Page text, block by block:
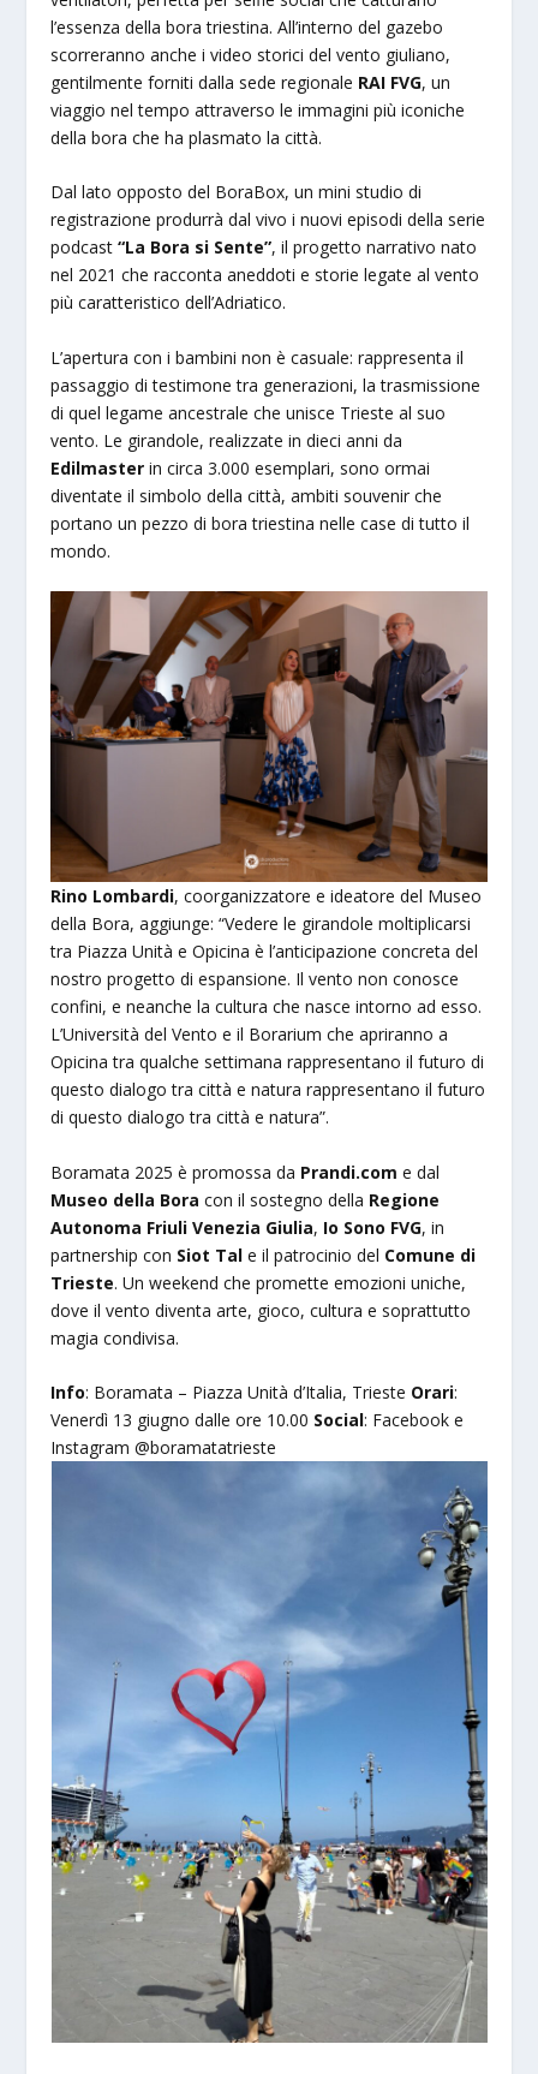
l’essenza della bora triestina. All’interno del gazebo
scorreranno anche i video storici del vento giuliano,
gentilmente forniti dalla sede regionale RAI FVG, un
viaggio nel tempo attraverso le immagini più iconiche
della bora che ha plasmato la città.
Dal lato opposto del BoraBox, un mini studio di
registrazione produrrà dal vivo i nuovi episodi della serie
podcast“La Bora si Sente”, il progetto narrativo nato
nel 2021 che racconta aneddoti e storie legate al vento
più caratteristico dell’Adriatico.
L’apertura con i bambini non è casuale: rappresenta il
passaggio di testimone tra generazioni, la trasmissione
di quel legame ancestrale che unisce Trieste al suo
vento. Le girandole, realizzate in dieci anni da
Edilmaster in circa 3.000 esemplari, sono ormai
diventate il simbolo della città, ambiti souvenir che
portano un pezzo di bora triestina nelle case di tutto il
mondo.
Rino Lombardi, coorganizzatore e ideatore del Museo
della Bora, aggiunge: “Vedere le girandole moltiplicarsi
tra Piazza Unità e Opicina è l’anticipazione concreta del
nostro progetto di espansione. Il vento non conosce
confini, e neanche la cultura che nasce intorno ad esso.
L’Università del Vento e il Borarium che apriranno a
Opicina tra qualche settimana rappresentano il futuro di
questo dialogo tra città e natura rappresentano il futuro
di questo dialogo tra città e natura”.
Boramata 2025 è promossa da Prandi.com e dal
Museo della Bora con il sostegno della Regione
Autonoma Friuli Venezia Giulia, Io Sono FVG, in
partnership con Siot Tal e il patrocinio del Comune di
Trieste. Un weekend che promette emozioni uniche,
dove il vento diventa arte, gioco, cultura e soprattutto
magia condivisa.
Info: Boramata – Piazza Unità d’Italia, Trieste Orari:
Venerdì 13 giugno dalle ore 10.00 Social: Facebook e
Instagram @boramatatrieste